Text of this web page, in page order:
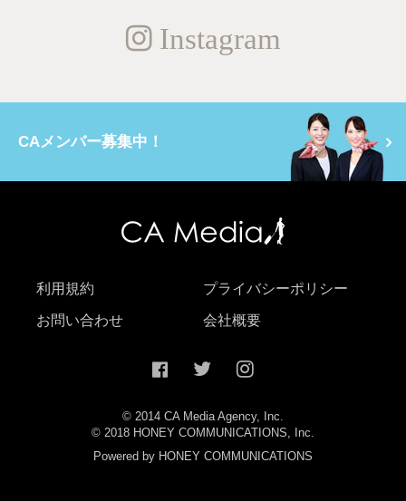
Instagram
CAメンバー募集中！
利用規約 プライバシーポリシー
お問い合わせ 会社概要
© 2014 CA Media Agency, Inc.
© 2018 HONEY COMMUNICATIONS, Inc.
Powered by HONEY COMMUNICATIONS